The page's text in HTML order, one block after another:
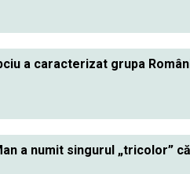
a caracterizat grupa
a numit singurul „tricolor”